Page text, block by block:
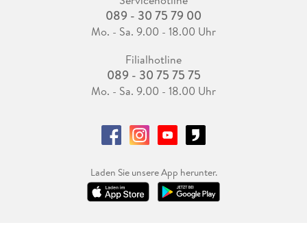
089 - 30 75 79 00
Mo. - Sa. 9.00 - 18.00 Uhr
Filialhotline
089 - 30 75 75 75
Mo. - Sa. 9.00 - 18.00 Uhr
Laden Sie unsere App herunter.